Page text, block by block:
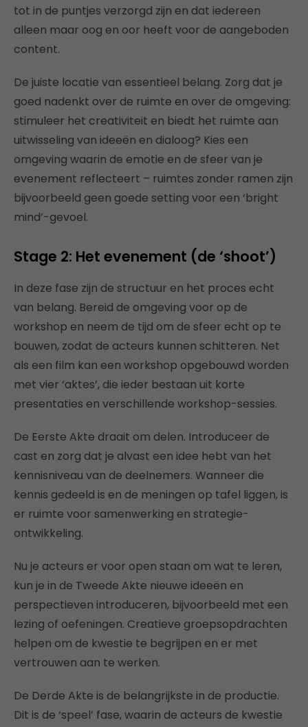
tot in de puntjes verzorgd zijn en dat iedereen
alleen maar oog en oor heeft voor de aangeboden
content.
De juiste locatie van essentieel belang. Zorg dat je
goed nadenkt over de ruimte en over de omgeving:
stimuleer het creativiteit en biedt het ruimte aan
uitwisseling van ideeën en dialoog? Kies een
omgeving waarin de emotie en de sfeer van je
evenement reflecteert – ruimtes zonder ramen zijn
bijvoorbeeld geen goede setting voor een ‘bright
mind’-gevoel.
Stage 2: Het evenement (de ‘shoot’)
In deze fase zijn de structuur en het proces echt
van belang. Bereid de omgeving voor op de
workshop en neem de tijd om de sfeer echt op te
bouwen, zodat de acteurs kunnen schitteren. Net
als een film kan een workshop opgebouwd worden
met vier ‘aktes’, die ieder bestaan uit korte
presentaties en verschillende workshop-sessies.
De Eerste Akte draait om delen. Introduceer de
cast en zorg dat je alvast een idee hebt van het
kennisniveau van de deelnemers. Wanneer die
kennis gedeeld is en de meningen op tafel liggen, is
er ruimte voor samenwerking en strategie-
ontwikkeling.
Nu je acteurs er voor open staan om wat te leren,
kun je in de Tweede Akte nieuwe ideeën en
perspectieven introduceren, bijvoorbeeld met een
lezing of oefeningen. Creatieve groepsopdrachten
helpen om de kwestie te begrijpen en er met
vertrouwen aan te werken.
De Derde Akte is de belangrijkste in de productie.
Dit is de ‘speel’ fase, waarin de acteurs de kwestie